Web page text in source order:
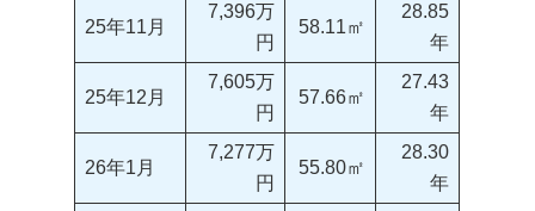
25年11月
7,396万
円
58.11㎡
28.85
年
25年12月
7,605万
円
57.66㎡
27.43
年
26年1月
7,277万
円
55.80㎡
28.30
年